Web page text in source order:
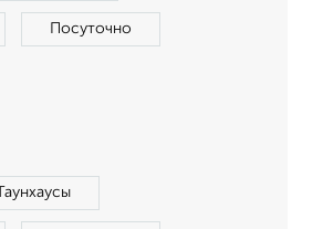
Посуточно
Таунхаусы